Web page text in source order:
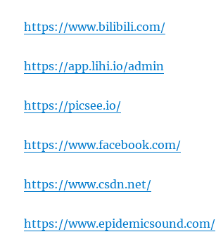
https://www.bilibili.com/
https://app.lihi.io/admin
https://picsee.io/
https://www.facebook.com/
https://www.csdn.net/
https://www.epidemicsound.com/